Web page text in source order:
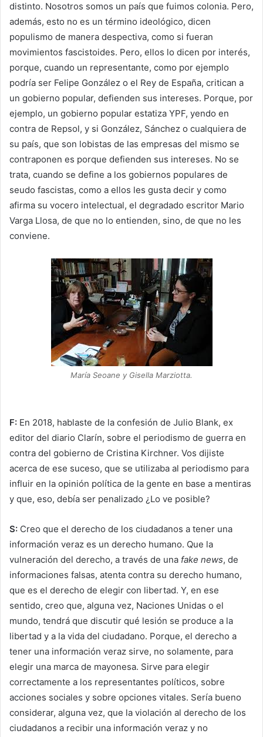
distinto. Nosotros somos un país que fuimos colonia. Pero,
además, esto no es un término ideológico, dicen
populismo de manera despectiva, como si fueran
movimientos fascistoides. Pero, ellos lo dicen por interés,
porque, cuando un representante, como por ejemplo
podría ser Felipe González o el Rey de España, critican a
un gobierno popular, defienden sus intereses. Porque, por
ejemplo, un gobierno popular estatiza YPF, yendo en
contra de Repsol, y si González, Sánchez o cualquiera de
su país, que son lobistas de las empresas del mismo se
contraponen es porque defienden sus intereses. No se
trata, cuando se define a los gobiernos populares de
seudo fascistas, como a ellos les gusta decir y como
afirma su vocero intelectual, el degradado escritor Mario
Varga Llosa, de que no lo entienden, sino, de que no les
conviene.
María Seoane y Gisella Marziotta.
F: En 2018, hablaste de la confesión de Julio Blank, ex
editor del diario Clarín, sobre el periodismo de guerra en
contra del gobierno de Cristina Kirchner. Vos dijiste
acerca de ese suceso, que se utilizaba al periodismo para
influir en la opinión política de la gente en base a mentiras
y que, eso, debía ser penalizado ¿Lo ve posible?
S: Creo que el derecho de los ciudadanos a tener una
información veraz es un derecho humano. Que la
vulneración del derecho, a través de una fake news, de
informaciones falsas, atenta contra su derecho humano,
que es el derecho de elegir con libertad. Y, en ese
sentido, creo que, alguna vez, Naciones Unidas o el
mundo, tendrá que discutir qué lesión se produce a la
libertad y a la vida del ciudadano. Porque, el derecho a
tener una información veraz sirve, no solamente, para
elegir una marca de mayonesa. Sirve para elegir
correctamente a los representantes políticos, sobre
acciones sociales y sobre opciones vitales. Sería bueno
considerar, alguna vez, que la violación al derecho de los
ciudadanos a recibir una información veraz y no